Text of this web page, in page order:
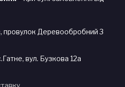
провулок Деревообробний 3
вул. Бузкова 12а